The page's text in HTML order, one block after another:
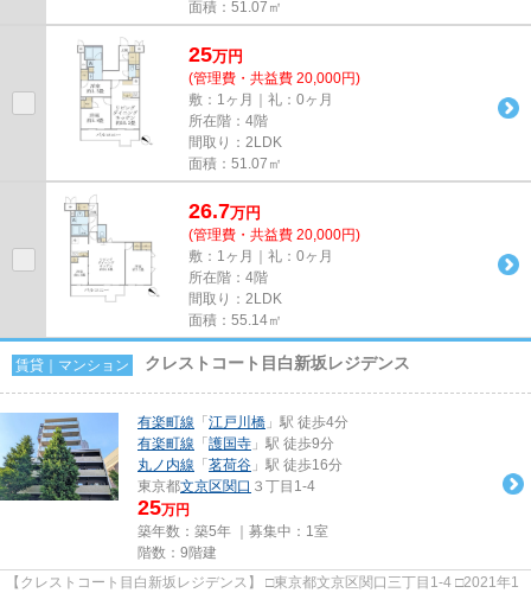
面積：51.07㎡
25万円
(管理費・共益費 20,000円)
敷：1ヶ月｜礼：0ヶ月
所在階：4階
間取り：2LDK
面積：51.07㎡
26.7万円
(管理費・共益費 20,000円)
敷：1ヶ月｜礼：0ヶ月
所在階：4階
間取り：2LDK
面積：55.14㎡
賃貸｜マンション クレストコート目白新坂レジデンス
有楽町線 「 江戸川橋 」駅 徒歩4分
有楽町線 「 護国寺 」駅 徒歩9分
丸ノ内線 「 茗荷谷 」駅 徒歩16分
東京都文京区関口 ３丁目1-4
25万円
築年数：築5年 ｜募集中： 1室
階数：9階建
【クレストコート目白新坂レジデンス】 □東京都文京区関口三丁目1-4 □2021年1